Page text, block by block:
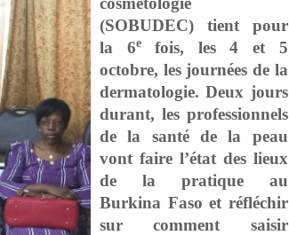
(SOBUDEC) tient pour
la 6efois, les 4 et 5
octobre, les journées de la
dermatologie. Deux jours
durant, les professionnels
de la santé de la peau
vont faire l’état des lieux
de la pratique au
Burkina Faso et réfléchir
sur comment saisir